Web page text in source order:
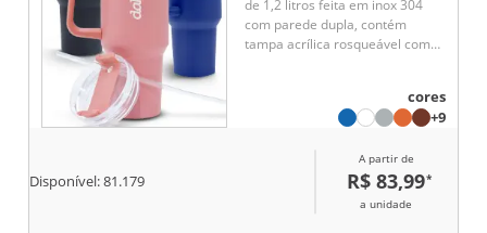
de 1,2 litros feita em inox 304
com parede dupla, contém
tampa acrílica rosqueável com
cores
+9
Disponível:81.179
A partir de
R$ 83,99*
a unidade